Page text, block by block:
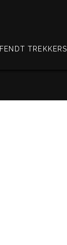
FENDT TREKKERS